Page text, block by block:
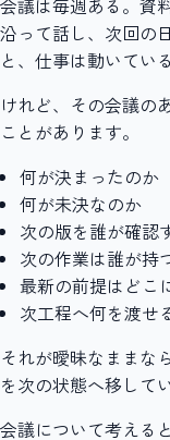
会議は毎週ある。資
沿って話し、次回の
と、仕事は動いてい
けれど、その会議の
ことがあります。
何が決まったのか
何が未決なのか
次の版を誰が確認
次の作業は誰が持
最新の前提はどこ
次工程へ何を渡せ
それが曖昧なままな
を次の状態へ移して
会議について考える